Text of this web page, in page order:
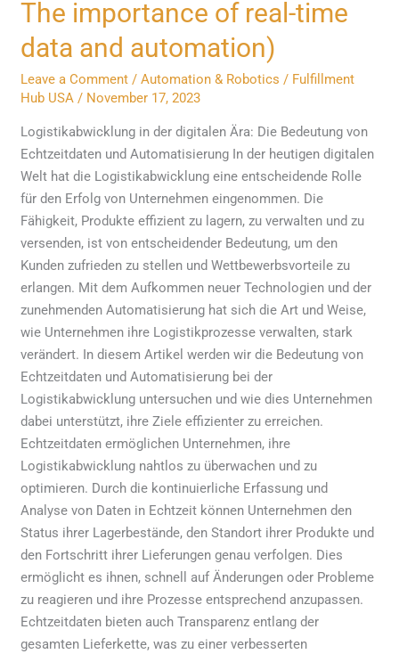
The importance of real-time
data and automation)
Leave a Comment /Automation & Robotics / Fulfillment
Hub USA/ November 17, 2023
Logistikabwicklung in der digitalen Ära: Die Bedeutung von
Echtzeitdaten und Automatisierung In der heutigen digitalen
Welt hat die Logistikabwicklung eine entscheidende Rolle
für den Erfolg von Unternehmen eingenommen. Die
Fähigkeit, Produkte effizient zu lagern, zu verwalten und zu
versenden, ist von entscheidender Bedeutung, um den
Kunden zufrieden zu stellen und Wettbewerbsvorteile zu
erlangen. Mit dem Aufkommen neuer Technologien und der
zunehmenden Automatisierung hat sich die Art und Weise,
wie Unternehmen ihre Logistikprozesse verwalten, stark
verändert. In diesem Artikel werden wir die Bedeutung von
Echtzeitdaten und Automatisierung bei der
Logistikabwicklung untersuchen und wie dies Unternehmen
dabei unterstützt, ihre Ziele effizienter zu erreichen.
Echtzeitdaten ermöglichen Unternehmen, ihre
Logistikabwicklung nahtlos zu überwachen und zu
optimieren. Durch die kontinuierliche Erfassung und
Analyse von Daten in Echtzeit können Unternehmen den
Status ihrer Lagerbestände, den Standort ihrer Produkte und
den Fortschritt ihrer Lieferungen genau verfolgen. Dies
ermöglicht es ihnen, schnell auf Änderungen oder Probleme
zu reagieren und ihre Prozesse entsprechend anzupassen.
Echtzeitdaten bieten auch Transparenz entlang der
gesamten Lieferkette, was zu einer verbesserten
Echtzeitdaten
Automatisierung
(Logistics
execution
the
importance